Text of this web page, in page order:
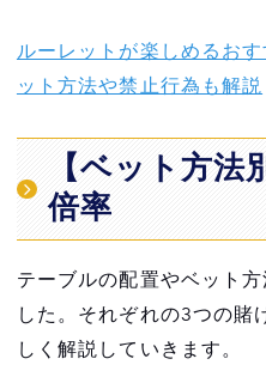
ルーレットが楽しめるお
ット方法や禁止行為も解説
【ベット方
倍率
テーブルの配置やベット
した。それぞれの3つの賭
しく解説していきます。